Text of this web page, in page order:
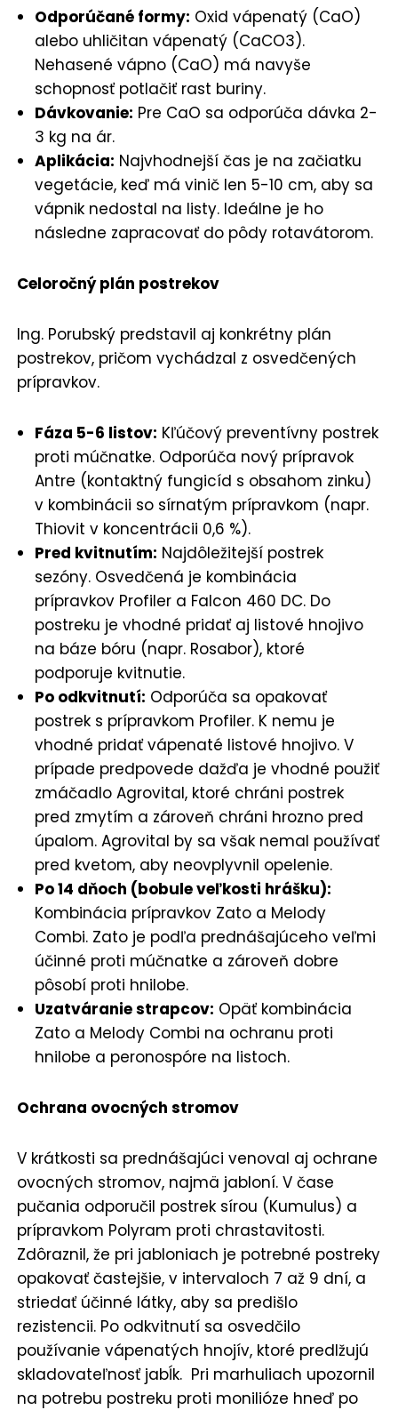
Odporúčané formy: Oxid vápenatý (CaO)
alebo uhličitan vápenatý (CaCO3).
Nehasené vápno (CaO) má navyše
schopnosť potlačiť rast buriny.
Dávkovanie: Pre CaO sa odporúča dávka 2-
3 kg na ár.
Aplikácia: Najvhodnejší čas je na začiatku
vegetácie, keď má vinič len 5-10 cm, aby sa
vápnik nedostal na listy. Ideálne je ho
následne zapracovať do pôdy rotavátorom.
Celoročný plán postrekov
Ing. Porubský predstavil aj konkrétny plán
postrekov, pričom vychádzal z osvedčených
prípravkov.
Fáza 5-6 listov: Kľúčový preventívny postrek
proti múčnatke. Odporúča nový prípravok
Antre (kontaktný fungicíd s obsahom zinku)
v kombinácii so sírnatým prípravkom (napr.
Thiovit v koncentrácii 0,6 %).
Pred kvitnutím: Najdôležitejší postrek
sezóny. Osvedčená je kombinácia
prípravkov Profiler a Falcon 460 DC. Do
postreku je vhodné pridať aj listové hnojivo
na báze bóru (napr. Rosabor), ktoré
podporuje kvitnutie.
Po odkvitnutí: Odporúča sa opakovať
postrek s prípravkom Profiler. K nemu je
vhodné pridať vápenaté listové hnojivo. V
prípade predpovede dažďa je vhodné použiť
zmáčadlo Agrovital, ktoré chráni postrek
pred zmytím a zároveň chráni hrozno pred
úpalom. Agrovital by sa však nemal používať
pred kvetom, aby neovplyvnil opelenie.
Po 14 dňoch (bobule veľkosti hrášku):
Kombinácia prípravkov Zato a Melody
Combi. Zato je podľa prednášajúceho veľmi
účinné proti múčnatke a zároveň dobre
pôsobí proti hnilobe.
Uzatváranie strapcov: Opäť kombinácia
Zato a Melody Combi na ochranu proti
hnilobe a peronospóre na listoch.
Ochrana ovocných stromov
V krátkosti sa prednášajúci venoval aj ochrane
ovocných stromov, najmä jabloní. V čase
pučania odporučil postrek sírou (Kumulus) a
prípravkom Polyram proti chrastavitosti.
Zdôraznil, že pri jabloniach je potrebné postreky
opakovať častejšie, v intervaloch 7 až 9 dní, a
striedať účinné látky, aby sa predišlo
rezistencii. Po odkvitnutí sa osvedčilo
používanie vápenatých hnojív, ktoré predlžujú
skladovateľnosť jabĺk. Pri marhuliach upozornil
na potrebu postreku proti monilióze hneď po